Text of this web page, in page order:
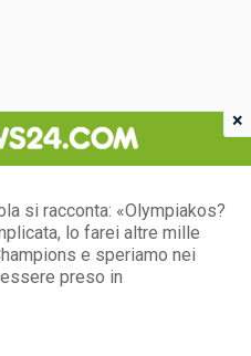
si racconta: «Olympiakos?
lo farei altre mille
e speriamo nei
preso in
×